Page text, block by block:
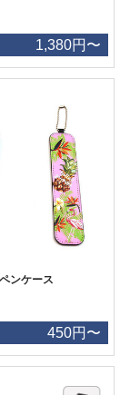
1,380円〜
ンケース
450円〜